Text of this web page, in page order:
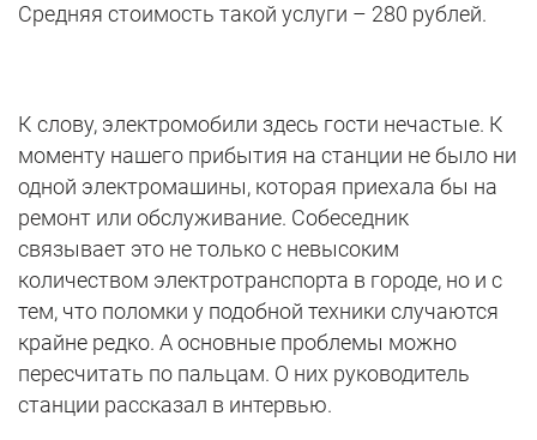
Средняя стоимость такой услуги – 280 рублей.
К слову, электромобили здесь гости нечастые. К
моменту нашего прибытия на станции не было ни
одной электромашины, которая приехала бы на
ремонт или обслуживание. Собеседник
связывает это не только с невысоким
количеством электротранспорта в городе, но и с
тем, что поломки у подобной техники случаются
крайне редко. А основные проблемы можно
пересчитать по пальцам. О них руководитель
станции рассказал в интервью.